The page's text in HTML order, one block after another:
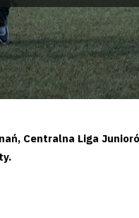
Centralna Liga